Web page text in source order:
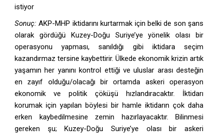
istiyor
Sonuç: AKP-MHP iktidarını kurtarmak için belki de son şans
olarak gördüğü Kuzey-Doğu Suriye’ye yönelik olası bir
operasyonu yapması, sanıldığı gibi iktidara seçim
kazandırmaz tersine kaybettirir. Ülkede ekonomik krizin artık
yaşamın her yanını kontrol ettiği ve uluslar arası desteğin
en zayıf olduğu/olacağı bir ortamda askeri operasyon
ekonomik ve politik çöküşü hızlandıracaktır. İktidarı
korumak için yapılan böylesi bir hamle iktidarın çok daha
erken kaybedilmesine zemin hazırlayacaktır. Bilinmesi
gereken şu; Kuzey-Doğu Suriye’ye olası bir askeri